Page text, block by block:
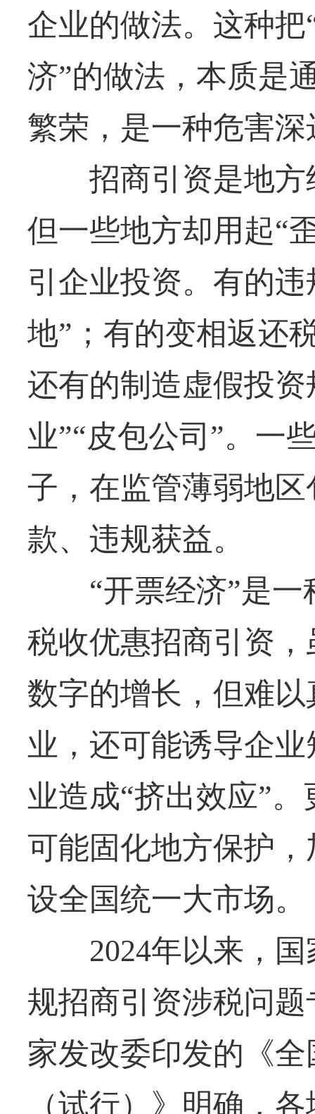
企业的做法。这种把
济”的做法，本质是
繁荣，是一种危害
招商引资是地方
但一些地方却用起“
引企业投资。有的
地”；有的变相返还
还有的制造虚假投
业”“皮包公司”。一
子，在监管薄弱地
款、违规获益。
“开票经济”是一
税收优惠招商引资
数字的增长，但难
业，还可能诱导企
业造成“挤出效应”
可能固化地方保护
设全国统一大市场。
2024年以来，国
规招商引资涉税问
家发改委印发的《
（试行）》明确，